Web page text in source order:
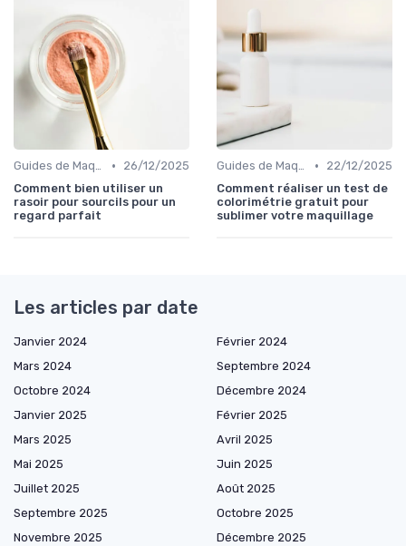
Guides de Maquillage Quotidien •
26/12/2025
Comment bien utiliser un
rasoir pour sourcils pour un
regard parfait
Guides de Maquillage Quotidien •
22/12/2025
Comment réaliser un test de
colorimétrie gratuit pour
sublimer votre maquillage
Les articles par date
Janvier 2024
Février 2024
Mars 2024
Septembre 2024
Octobre 2024
Décembre 2024
Janvier 2025
Février 2025
Mars 2025
Avril 2025
Mai 2025
Juin 2025
Juillet 2025
Août 2025
Septembre 2025
Octobre 2025
Novembre 2025
Décembre 2025